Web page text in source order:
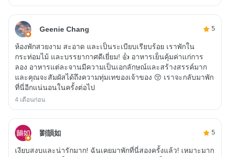
Geenie Chang 5
ห้องพักสวยงาม สะอาด และเป็นระเบียบเรียบร้อย เราพักใน
กระท่อมไม้ และบรรยากาศดีเยี่ยม! 👍 อาหารเย็นคุ้มค่าแก่การ
ลอง อาหารแต่ละจานมีความเป็นเอกลักษณ์และสร้างสรรค์มาก
และคุณจะสัมผัสได้ถึงความทุ่มเทของเจ้าของ 😚 เราจะกลับมาพัก
ที่นี่อีกแน่นอนในครั้งต่อไป
4 เดือนก่อน
劉韻如 5
เงียบสงบและน่ารักมาก! ฉันเคยมาพักที่นี่สองครั้งแล้ว! เหมาะมาก